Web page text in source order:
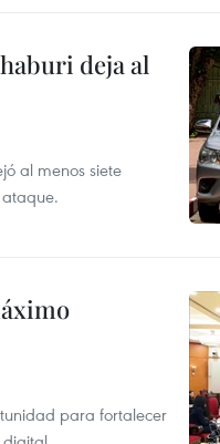
deja al
al menos siete
para fortalecer